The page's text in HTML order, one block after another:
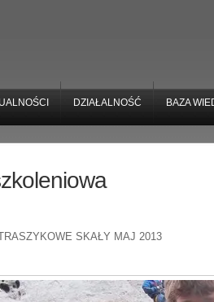
DZIAŁALNOŚĆ BAZA
SKAŁY MAJ 2013